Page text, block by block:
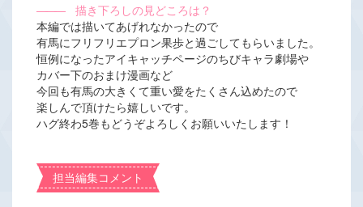
―――描き下ろしの見どころは？
本編では描いてあげれなかったので
有馬にフリフリエプロン果歩と過ごしてもらいました。
恒例になったアイキャッチページのちびキャラ劇場や
カバー下のおまけ漫画など
今回も有馬の大きくて重い愛をたくさん込めたので
楽しんで頂けたら嬉しいです。
ハグ終わ5巻もどうぞよろしくお願いいたします！
担当編集コメント